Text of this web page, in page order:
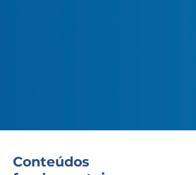
Conteúdos